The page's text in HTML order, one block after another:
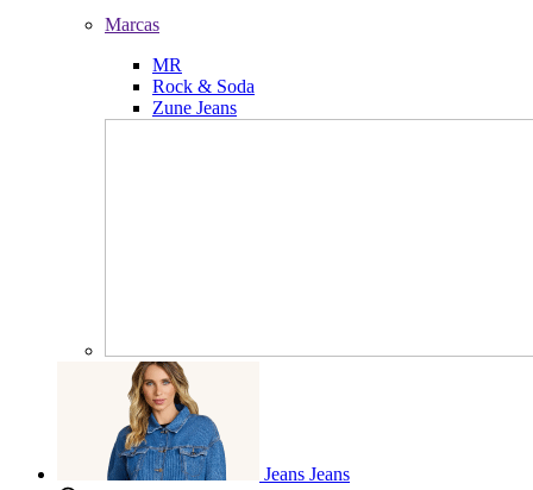
Marcas
MR
Rock & Soda
Zune Jeans
Jeans Jeans